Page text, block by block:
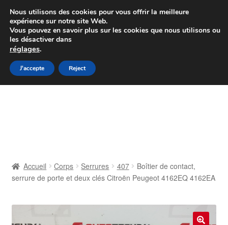
Colissimo livraison à partir de 7 EUR
Du lundi au vendredi de 9 h à 16 h
Aller
à
Aller
au
Contact
Livraison
Accueil Corps Serrures 407
Boîtier de contact,
serrure de porte et deux clés Citroën Peugeot 4162EQ 4162EA
Nous utilisons des cookies pour vous offrir la meilleure
expérience sur notre site Web.
Vous pouvez en savoir plus sur les cookies que nous utilisons ou
les désactiver dans
réglages.
J'accepte Reject